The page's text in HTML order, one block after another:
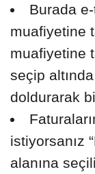
Burada
muafiyetine
muafiyetine
seçip
doldurarak
istiyorsanız
alanına